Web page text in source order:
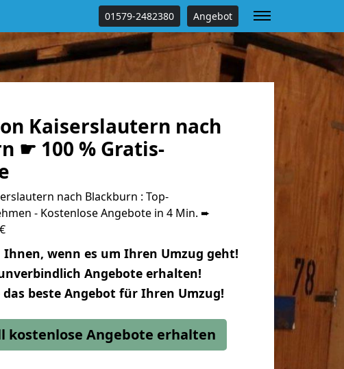
01579-2482380 Angebot
Kaiserslautern nach
☛ 100 % Gratis-
nach Blackburn : Top-
- Kostenlose Angebote in 4 Min. ➨
wenn es um Ihren Umzug geht!
Angebote erhalten!
das beste Angebot für Ihren Umzug!
kostenlose Angebote erhalten